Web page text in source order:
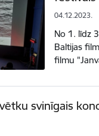
04.12.2023.
No 1. līdz
Baltijas
filmu
svinīgais